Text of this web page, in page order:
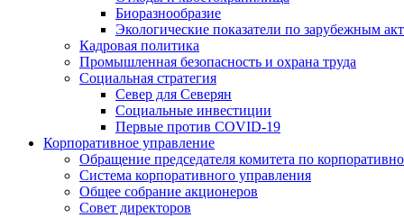
Биоразнообразие
Экологические показатели по зарубежным
Кадровая политика
Промышленная безопасность и охрана труда
Социальная стратегия
Север для Северян
Социальные инвестиции
Первые против COVID‑19
Корпоративное управление
Обращение председателя комитета по
Система корпоративного управления
Общее собрание акционеров
Совет директоров